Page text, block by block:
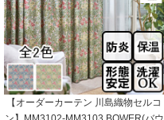
【オーダーカーテン 川島織物セルコ